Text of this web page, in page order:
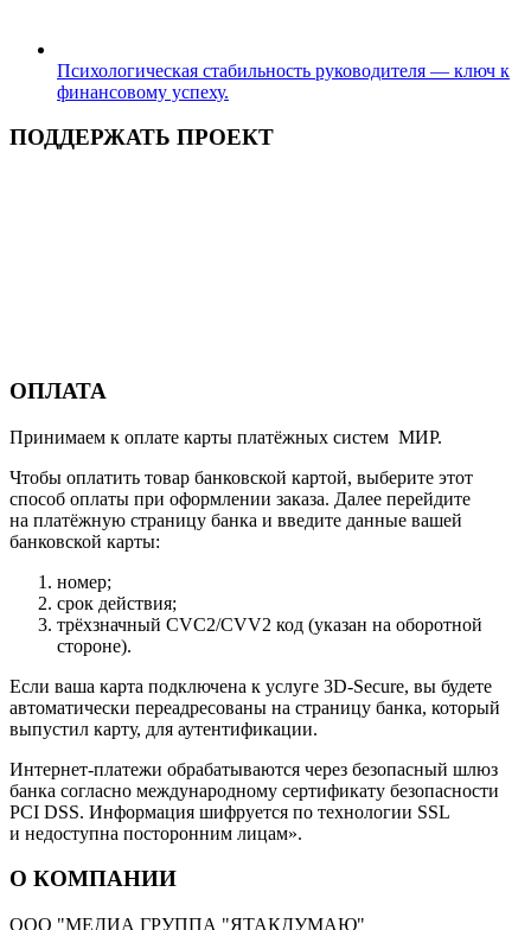
Психологическая стабильность руководителя — ключ к
финансовому успеху.
ПОДДЕРЖАТЬ ПРОЕКТ
ОПЛАТА
Принимаем к оплате карты платёжных систем МИР.
Чтобы оплатить товар банковской картой, выберите этот
способ оплаты при оформлении заказа. Далее перейдите
на платёжную страницу банка и введите данные вашей
банковской карты:
номер;
срок действия;
трёхзначный CVC2/CVV2 код (указан на оборотной
стороне).
Если ваша карта подключена к услуге 3D-Secure, вы будете
автоматически переадресованы на страницу банка, который
выпустил карту, для аутентификации.
Интернет-платежи обрабатываются через безопасный шлюз
банка согласно международному сертификату безопасности
PCI DSS. Информация шифруется по технологии SSL
и недоступна посторонним лицам».
О КОМПАНИИ
ООО "МЕДИА ГРУППА "ЯТАКДУМАЮ"